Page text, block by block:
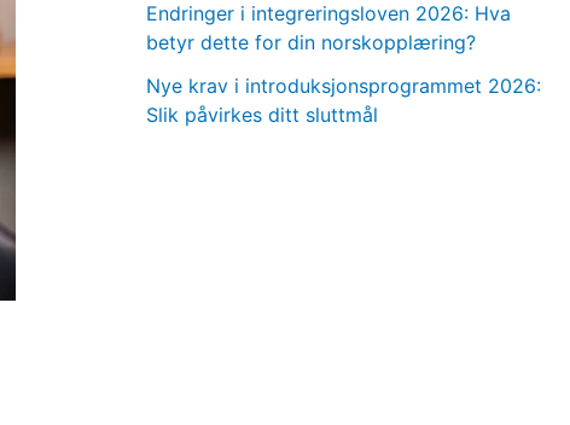
Endringer i integreringsloven 2026: Hva
betyr dette for din norskopplæring?
Nye krav i introduksjonsprogrammet 2026:
Slik påvirkes ditt sluttmål